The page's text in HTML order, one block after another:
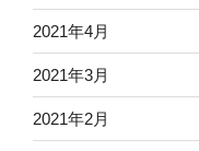
2021年4月
2021年3月
2021年2月